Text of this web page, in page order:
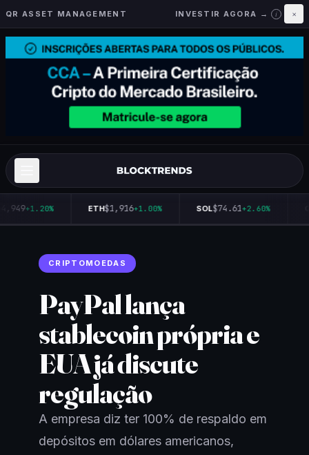
QR ASSET MANAGEMENT INVESTIR AGORA → i ×
+1.20% ETH$1,916+1.00% SOL$74.61+2.60%
CRIPTOMOEDAS
PayPal lança
stablecoin própria e
EUA já discute
regulação
A empresa diz ter 100% de respaldo em
depósitos em dólares americanos,